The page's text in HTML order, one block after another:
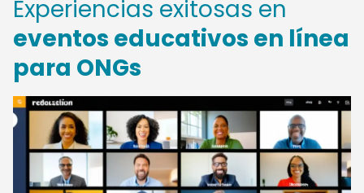
Experiencias exitosas en
eventos educativos en línea
para ONGs